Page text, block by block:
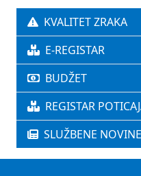
KVALITET ZRAKA
E-REGISTAR
BUDŽET
REGISTAR
SLUŽBENE